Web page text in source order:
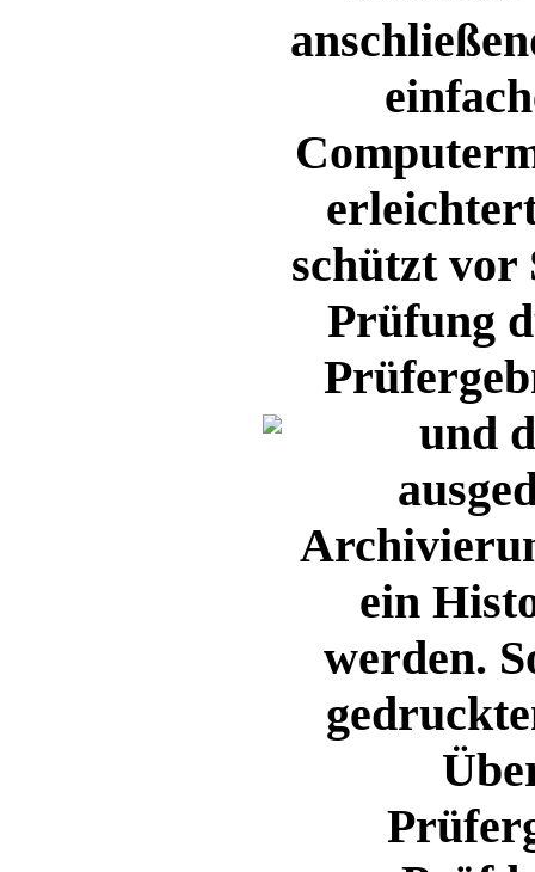
schützt vor
Prüfung
und
ein
werden.